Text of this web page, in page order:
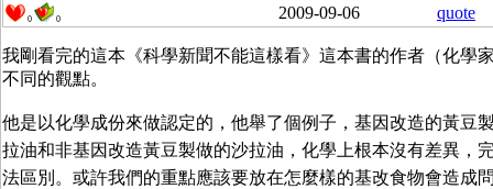
0 0 2009-09-06 quote
我剛看完的這本《科學新聞不能這樣看》這本書的作者（化學
不同的觀點。
他是以化學成份來做認定的，他舉了個例子，基因改造的黃豆
拉油和非基因改造黃豆製做的沙拉油，化學上根本沒有差異，
法區別。或許我們的重點應該要放在怎麼樣的基改食物會造成